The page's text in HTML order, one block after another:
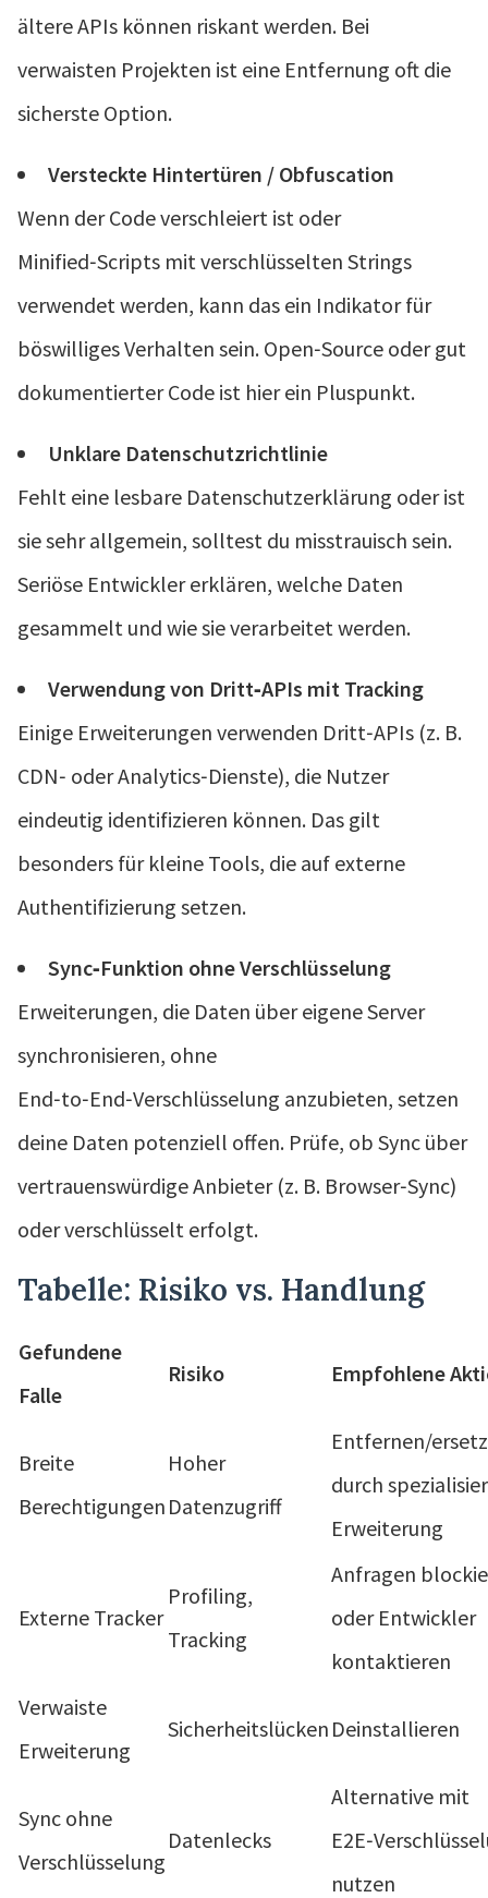
ältere APIs können riskant werden. Bei
verwaisten Projekten ist eine Entfernung oft die
sicherste Option.
Versteckte Hintertüren / Obfuscation
Wenn der Code verschleiert ist oder
Minified‑Scripts mit verschlüsselten Strings
verwendet werden, kann das ein Indikator für
böswilliges Verhalten sein. Open‑Source oder gut
dokumentierter Code ist hier ein Pluspunkt.
Unklare Datenschutzrichtlinie
Fehlt eine lesbare Datenschutzerklärung oder ist
sie sehr allgemein, solltest du misstrauisch sein.
Seriöse Entwickler erklären, welche Daten
gesammelt und wie sie verarbeitet werden.
Verwendung von Dritt‑APIs mit Tracking
Einige Erweiterungen verwenden Dritt‑APIs (z. B.
CDN‑ oder Analytics‑Dienste), die Nutzer
eindeutig identifizieren können. Das gilt
besonders für kleine Tools, die auf externe
Authentifizierung setzen.
Sync‑Funktion ohne Verschlüsselung
Erweiterungen, die Daten über eigene Server
synchronisieren, ohne
End‑to‑End‑Verschlüsselung anzubieten, setzen
deine Daten potenziell offen. Prüfe, ob Sync über
vertrauenswürdige Anbieter (z. B. Browser‑Sync)
oder verschlüsselt erfolgt.
Tabelle: Risiko vs. Handlung
Gefundene
Falle
Risiko Empfohlene
Breite
Berechtigungen
Hoher
Datenzugriff
Entfernen/
durch
Erweiterung
Externe Tracker
Profiling,
Tracking
Anfragen
oder Entwickler
kontaktieren
Verwaiste
Erweiterung
Sicherheitslücken Deinstallieren
Sync ohne
Verschlüsselung
Datenlecks
Alternative mit
nutzen